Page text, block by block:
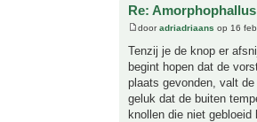
Re:
dooradriadriaans op 16
Tenzij je de knop er
begint hopen dat de
plaats gevonden, valt
geluk dat de buiten
knollen die niet gebloeid